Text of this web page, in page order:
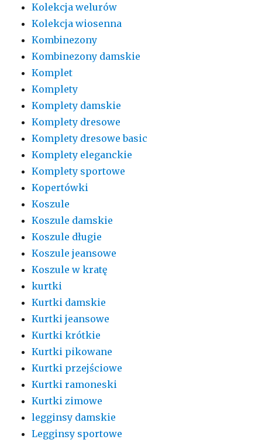
Kolekcja welurów
Kolekcja wiosenna
Kombinezony
Kombinezony damskie
Komplet
Komplety
Komplety damskie
Komplety dresowe
Komplety dresowe basic
Komplety eleganckie
Komplety sportowe
Kopertówki
Koszule
Koszule damskie
Koszule długie
Koszule jeansowe
Koszule w kratę
kurtki
Kurtki damskie
Kurtki jeansowe
Kurtki krótkie
Kurtki pikowane
Kurtki przejściowe
Kurtki ramoneski
Kurtki zimowe
legginsy damskie
Legginsy sportowe